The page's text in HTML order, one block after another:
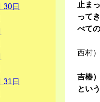
止ま
って
べて
西村
吉椿
とい
30日
31 日